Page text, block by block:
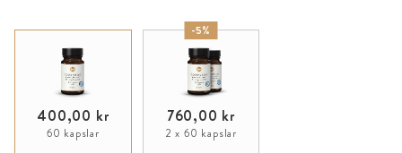
400,00 kr
60 kapslar
-5%
760,00 kr
2 x 60 kapslar